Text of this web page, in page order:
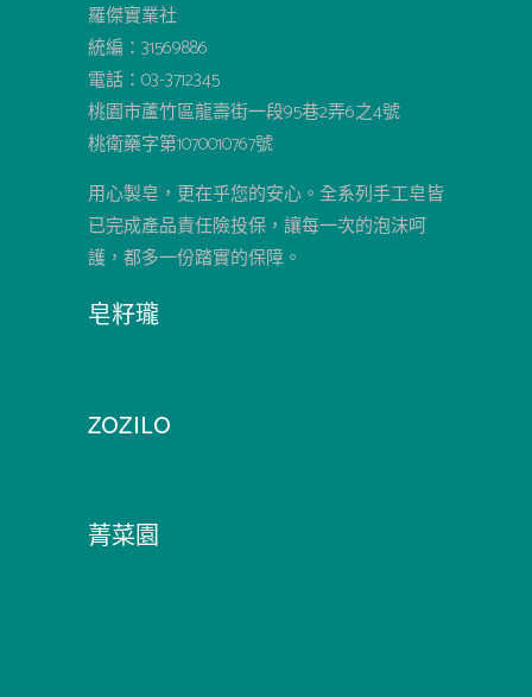
羅傑實業社
統編：31569886
電話：03-3712345
桃園市蘆竹區龍壽街一段95巷2弄6之4號
桃衛藥字第1070010767號
用心製皂，更在乎您的安心。全系列手工皂皆
已完成產品責任險投保，讓每一次的泡沫呵
護，都多一份踏實的保障。
皂籽瓏
ZOZILO
菁菜園